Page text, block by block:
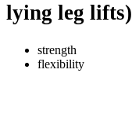
lying leg lifts)
strength
flexibility